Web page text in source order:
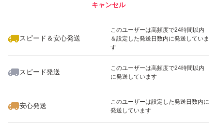
す。 ● リカバリディスクの作成後にコンペア機能で、正
しくデータが記録できたかをチェックしますので作成ミス
ご連絡下さい。
メディア内データの画像をお知らせしますので、確認して
頂き違いがある場合は再送か、ISOファイルをアップしま
す。
※このバッジは実績に基づく表示であり、発送を保証しているものではあり
スピード＆安心発送
このユーザーは高頻度で24時間以内
＆設定した発送日数内に発送していま
す
スピード発送
このユーザーは高頻度で24時間以内
に発送しています
安心発送
このユーザーは設定した発送日数内に
発送しています
キャンセル